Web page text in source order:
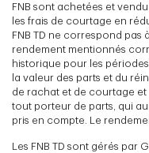
FNB sont achetées et
les frais de courtage en
FNB TD ne correspond pas
rendement mentionnés
historique pour les
la valeur des parts et du
de rachat et de courtage et
tout porteur de parts, qui
pris en compte. Le
Les FNB TD sont gérés par